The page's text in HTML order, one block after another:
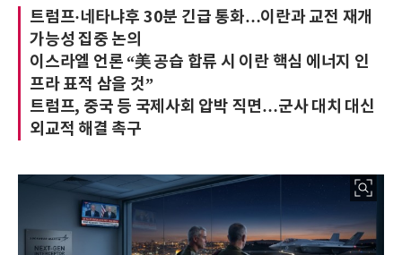
트럼프·네타냐후 30분 긴급 통화…이란과 교전 재개
가능성 집중 논의
이스라엘 언론 “美 공습 합류 시 이란 핵심 에너지 인
프라 표적 삼을 것”
트럼프, 중국 등 국제사회 압박 직면…군사 대치 대신
외교적 해결 촉구